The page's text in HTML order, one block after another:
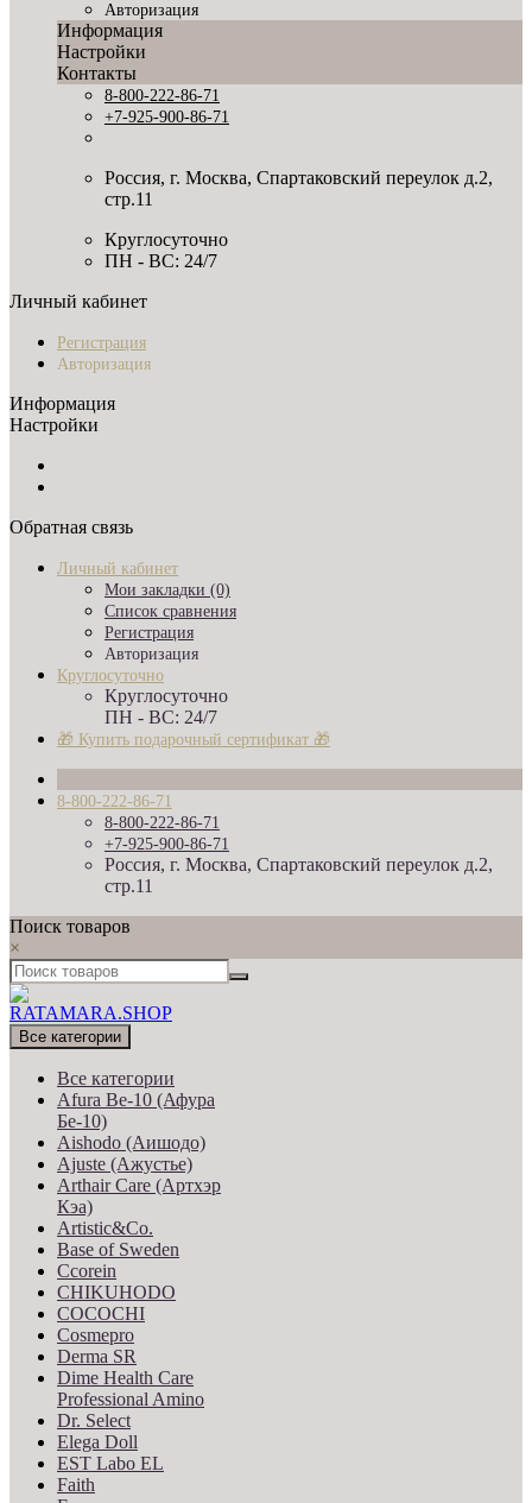
Авторизация
Информация
Настройки
Контакты
8-800-222-86-71
+7-925-900-86-71
Россия, г. Москва, Спартаковский переулок д.2,
стр.11
Круглосуточно
ПН - ВС: 24/7
Личный кабинет
Регистрация
Авторизация
Информация
Настройки
Обратная связь
Личный кабинет
Мои закладки (0)
Список сравнения
Регистрация
Авторизация
Круглосуточно
Круглосуточно
ПН - ВС: 24/7
🎁 Купить подарочный сертификат 🎁
8-800-222-86-71
8-800-222-86-71
+7-925-900-86-71
Россия, г. Москва, Спартаковский переулок д.2,
стр.11
Поиск товаров
×
Все категории
Все категории
Afura Be-10 (Афура
Бе-10)
Aishodo (Аишодо)
Ajuste (Ажустье)
Arthair Care (Артхэр
Кэа)
Artistic&Co.
Base of Sweden
Ccorein
CHIKUHODO
COCOCHI
Cosmepro
Derma SR
Dime Health Care
Professional Amino
Dr. Select
Elega Doll
EST Labo EL
Faith